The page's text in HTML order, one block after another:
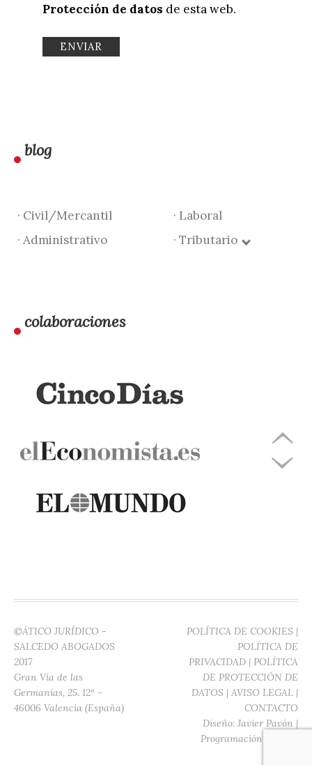
Protección de datos de esta web.
blog
· Civil/Mercantil
· Laboral
· Administrativo
· Tributario
colaboraciones
©ÁTICO JURÍDICO -
SALCEDO ABOGADOS
2017
Gran Vía de las
Germanías, 25. 12ª -
46006 Valencia (España)
POLÍTICA DE COOKIES |
POLÍTICA DE
PRIVACIDAD | POLÍTICA
DE PROTECCIÓN DE
DATOS | AVISO LEGAL |
CONTACTO
Diseño: Javier Pavón |
Programación: